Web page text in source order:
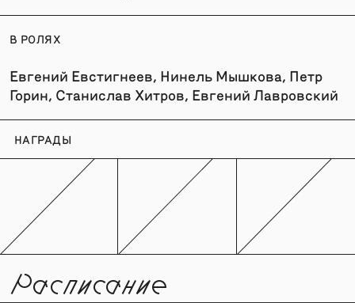
В РОЛЯХ
Евгений Евстигнеев, Нинель Мышкова, Петр
Горин, Станислав Хитров, Евгений Лавровский
НАГРАДЫ
Расписание